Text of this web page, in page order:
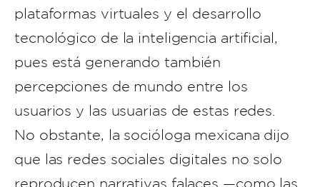
plataformas virtuales y el desarrollo
tecnológico de la inteligencia artificial,
pues está generando también
percepciones de mundo entre los
usuarios y las usuarias de estas redes.
No obstante, la socióloga mexicana dijo
que las redes sociales digitales no solo
reproducen narrativas falaces —como las